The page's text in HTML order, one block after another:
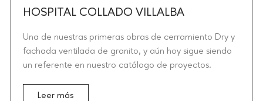
HOSPITAL COLLADO VILLALBA
Una de nuestras primeras obras de cerramiento Dry y
fachada ventilada de granito, y aún hoy sigue siendo
un referente en nuestro catálogo de proyectos.
Leer más